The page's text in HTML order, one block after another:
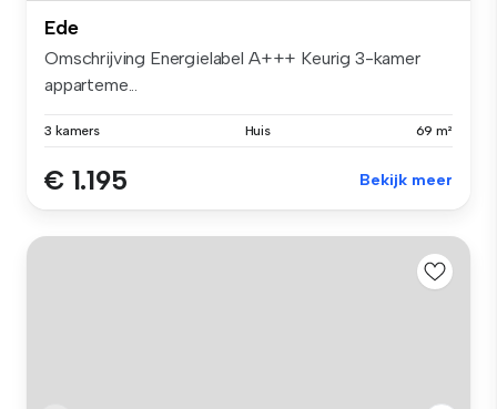
Ede
Omschrijving Energielabel A+++ Keurig 3-kamer
apparteme...
3 kamers Huis 69 m²
€ 1.195 Bekijk meer